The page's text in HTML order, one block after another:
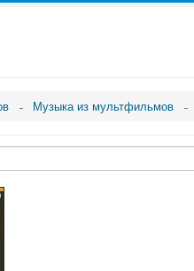
Музыка из мультфильмов